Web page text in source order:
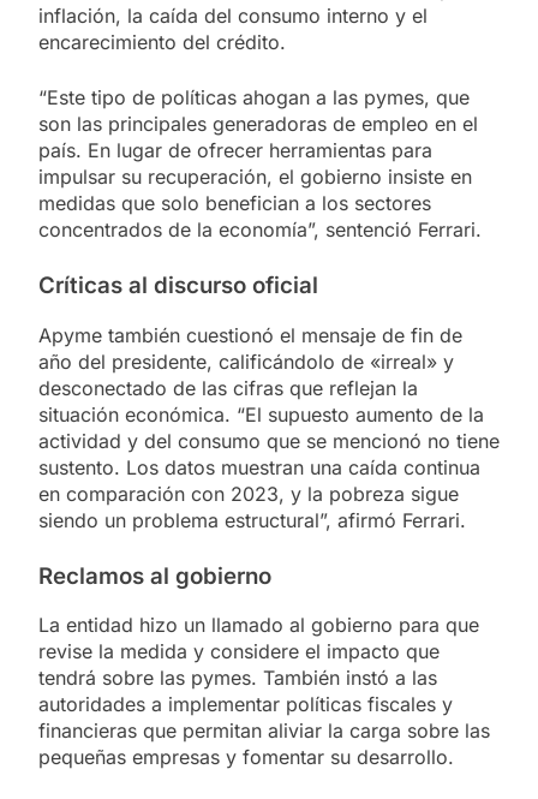
inflación, la caída del consumo interno y el
encarecimiento del crédito.
“Este tipo de políticas ahogan a las pymes, que
son las principales generadoras de empleo en el
país. En lugar de ofrecer herramientas para
impulsar su recuperación, el gobierno insiste en
medidas que solo benefician a los sectores
concentrados de la economía”, sentenció Ferrari.
Críticas al discurso oficial
Apyme también cuestionó el mensaje de fin de
año del presidente, calificándolo de «irreal» y
desconectado de las cifras que reflejan la
situación económica. “El supuesto aumento de la
actividad y del consumo que se mencionó no tiene
sustento. Los datos muestran una caída continua
en comparación con 2023, y la pobreza sigue
siendo un problema estructural”, afirmó Ferrari.
Reclamos al gobierno
La entidad hizo un llamado al gobierno para que
revise la medida y considere el impacto que
tendrá sobre las pymes. También instó a las
autoridades a implementar políticas fiscales y
financieras que permitan aliviar la carga sobre las
pequeñas empresas y fomentar su desarrollo.